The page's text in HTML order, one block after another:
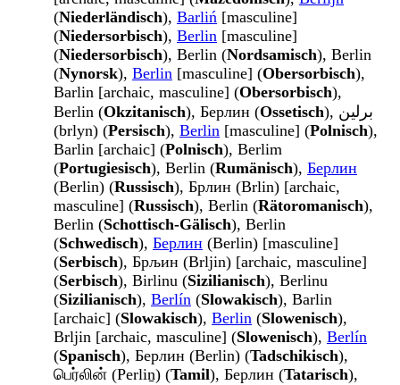
(Niederländisch), Barliń [masculine]
(Niedersorbisch), Berlin [masculine]
(Niedersorbisch), Berlin (Nordsamisch), Berlin
(Nynorsk), Berlin [masculine] (Obersorbisch),
Barlin [archaic, masculine] (Obersorbisch),
Berlin (Okzitanisch), Берлин (Ossetisch), برلین
(brlyn) (Persisch), Berlin [masculine] (Polnisch),
Barlin [archaic] (Polnisch), Berlim
(Portugiesisch), Berlin (Rumänisch), Берлин
(Berlin) (Russisch), Брлин (Brlin) [archaic,
masculine] (Russisch), Berlin (Rätoromanisch),
Berlin (Schottisch-Gälisch), Berlin
(Schwedisch), Берлин (Berlin) [masculine]
(Serbisch), Брљин (Brljin) [archaic, masculine]
(Serbisch), Birlinu (Sizilianisch), Berlinu
(Sizilianisch), Berlín (Slowakisch), Barlin
[archaic] (Slowakisch), Berlin (Slowenisch),
Brljin [archaic, masculine] (Slowenisch), Berlín
(Spanisch), Берлин (Berlin) (Tadschikisch),
பெர்லின் (Perliṉ) (Tamil), Берлин (Tatarisch),